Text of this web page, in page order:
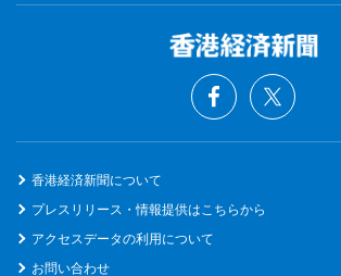
香港経済新聞について
プレスリリース・情報提供はこちらから
アクセスデータの利用について
お問い合わせ